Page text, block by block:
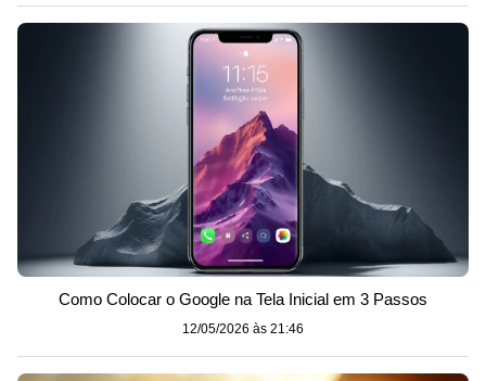
Como Colocar o Google na Tela Inicial em 3 Passos
12/05/2026 às 21:46